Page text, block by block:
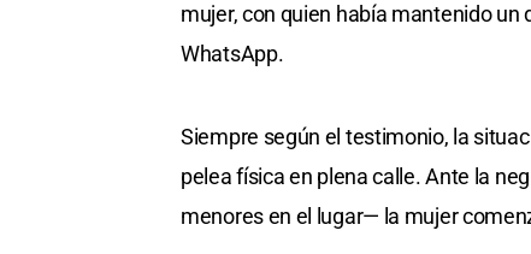
mujer, con quien había mantenido
WhatsApp.
Siempre según el testimonio, la
pelea física en plena calle. Ante la
menores en el lugar— la mujer